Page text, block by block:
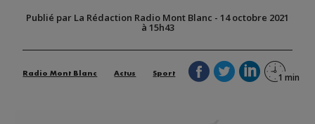
Publié par La Rédaction Radio Mont Blanc - 14 octobre 2021
à 15h43
Radio Mont Blanc Actus Sport